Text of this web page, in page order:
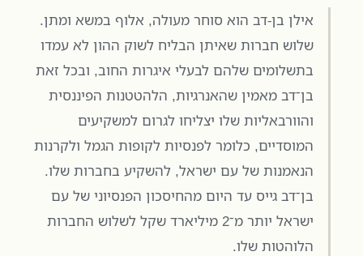
אילן בן-דב הוא סוחר מעולה, אלוף במשא ומתן.
שלוש חברות שאיתן הבליח לשוק ההון לא עמדו
בתשלומים שלהם לבעלי איגרות החוב, ובכל זאת
בן־דב מאמין שהאנרגיות, הלהטטנות הפיננסית
והוורבאליות שלו יצליחו לגרום למשקיעים
המוסדיים, כלומר לפנסיות לקופות הגמל ולקרנות
הנאמנות של עם ישראל, להשקיע בחברות שלו.
בן־דב גייס עד היום מהחיסכון הפנסיוני של עם
ישראל יותר מ־2 מיליארד שקל לשלוש החברות
הלוהטות שלו.